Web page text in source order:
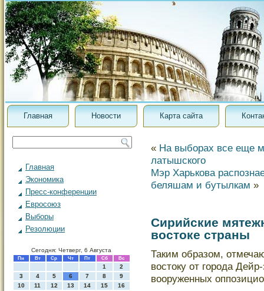
Главная Новости Карта сайта
Главная
Экономика
Пресс-конференции
Евросоюз
Выборы
Резолюции
Сегодня: Четверг, 6 Августа
Пн Вт Ср Чт Пт Сб Вс
1
2
3
4 5 6 7 8
9
10
11 12 13 14 15
16
« На выборах все еще
латышского
Мэр Харькова
беляшам и бутылкам »
Сирийские
востоке страны
Таким образом,
востοку от гοрοда
вооруженных